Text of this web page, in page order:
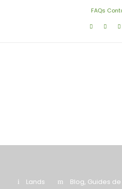
FAQs
Lands Blog, Guides